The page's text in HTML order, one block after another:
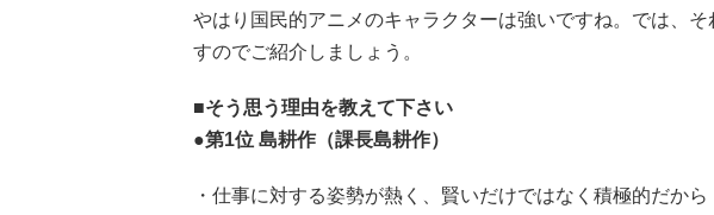
やはり国民的アニメのキャラクターは強いですね。では、
すのでご紹介しましょう。
■そう思う理由を教えて下さい
●第1位 島耕作（課長島耕作）
・仕事に対する姿勢が熱く、賢いだけではなく積極的だから